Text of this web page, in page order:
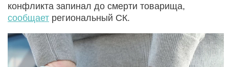
конфликта запинал до смерти товарища,
сообщает региональный СК.